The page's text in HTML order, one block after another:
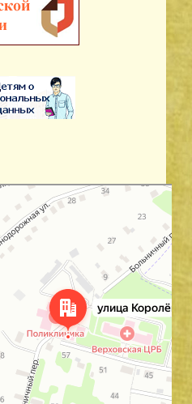
области — Яндекс Карты